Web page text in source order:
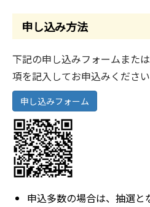
申し込み方法
下記の申し込みフォームまた
項を記入してお申込みください
申し込みフォーム
申込多数の場合は、抽選